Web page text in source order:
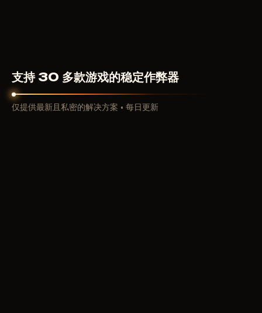
支持 30 多款游戏的稳定作弊器
仅提供最新且私密的解决方案 • 每日更新